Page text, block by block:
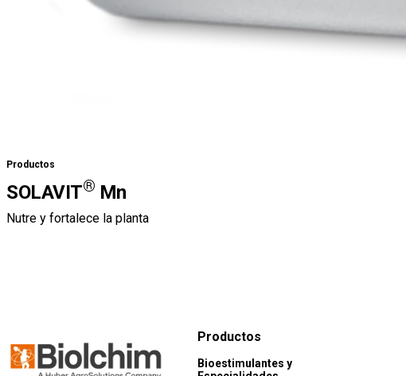
Productos
SOLAVIT® Mn
Nutre y fortalece la planta
Productos
Bioestimulantes y